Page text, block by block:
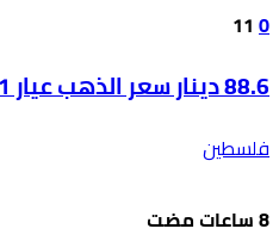
0
11
88.6 دينار سعر الذهب عيار 21 بالسوق المحلية
فلسطين